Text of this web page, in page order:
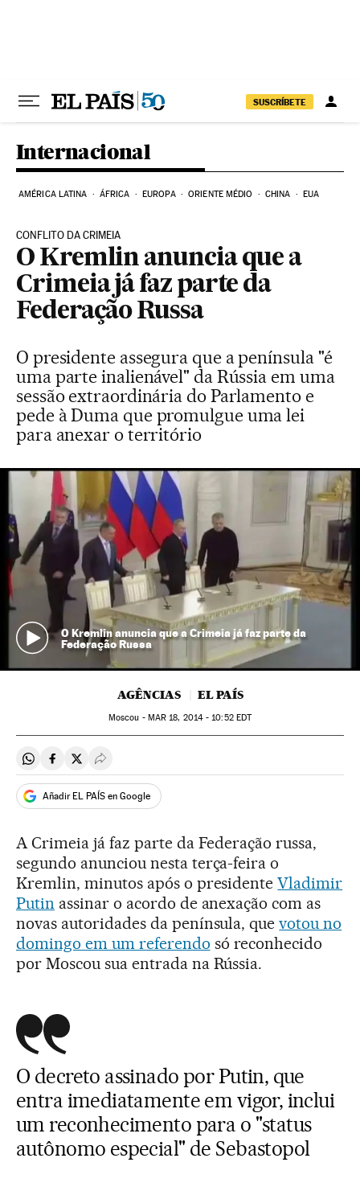
SUSCRÍBETE
Internacional
AMÉRICA LATINA ÁFRICA EUROPA ORIENTE MÉDIO CHINA EUA
CONFLITO DA CRIMEIA
O Kremlin anuncia que a
Crimeia já faz parte da
Federação Russa
O presidente assegura que a península "é
uma parte inalienável" da Rússia em uma
sessão extraordinária do Parlamento e
pede à Duma que promulgue uma lei
para anexar o território
O Kremlin anuncia que a Crimeia já faz parte da
Federação Russa
AGÊNCIAS EL PAÍS
Moscou - MAR 18, 2014 - 10:52EDT
Compartir en Whatsapp
Compartir en Facebook
Compartir en Twitter
Desplegar Redes Sociales
Añadir EL PAÍS en Google
A Crimeia já faz parte da Federação russa,
segundo anunciou nesta terça-feira o
Kremlin, minutos após o presidenteVladimir
Putin assinar o acordo de anexação com as
novas autoridades da península, quevotou no
domingo em um referendo só reconhecido
por Moscou sua entrada na Rússia.
O decreto assinado por Putin, que
entra imediatamente em vigor, inclui
um reconhecimento para o "status
autônomo especial" de Sebastopol